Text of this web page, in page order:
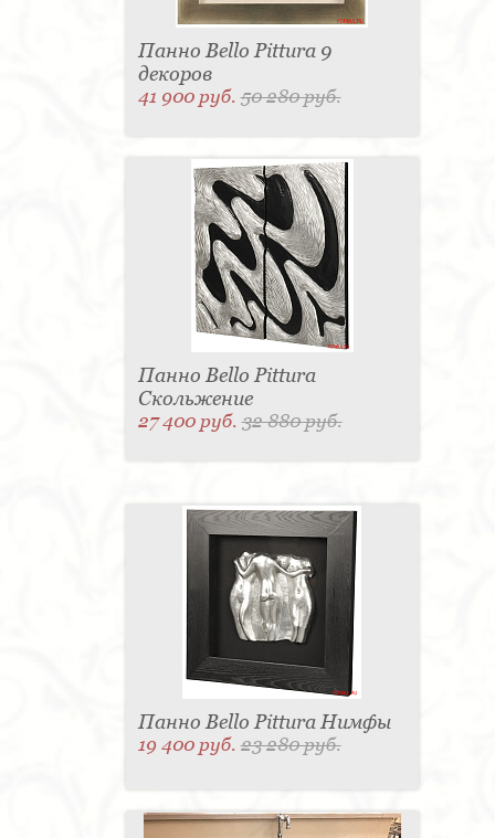
Панно Bello Pittura 9
декоров
41 900 руб.50 280 руб.
Панно Bello Pittura
Скольжение
27 400 руб.32 880 руб.
Панно Bello Pittura Нимфы
19 400 руб.23 280 руб.